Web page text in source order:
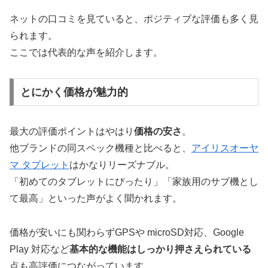
ネットの口コミを見ていると、ポジティブな評価も多く見
られます。
ここでは代表的な声を紹介します。
とにかく価格が魅力的
最大の評価ポイントはやはり 価格の安さ 。
他ブランドの同スペック機種と比べると、 アイリスオーヤ
マ タブレット はかなりリーズナブル。
「初めてのタブレットにぴったり」「家族用のサブ機とし
て最高」といった声がよく聞かれます。
価格が安いにも関わらずGPSや microSD対応、Google
Play 対応など基本的な機能はしっかり押さえられている
点も高評価につながっています。